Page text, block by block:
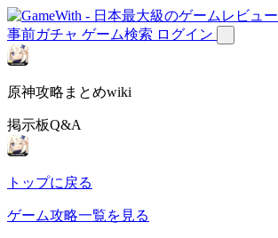
事前ガチャ ゲーム検索 ログイン
原神攻略まとめwiki
掲示板Q&A
トップに戻る
ゲーム攻略一覧を見る